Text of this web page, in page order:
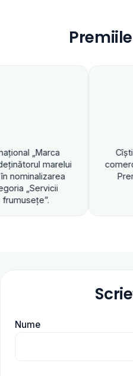
concursului Naţional
a anului 2010»,
«Mercurul de aur», în
«Frumuseţe şi sănătate»
Nume